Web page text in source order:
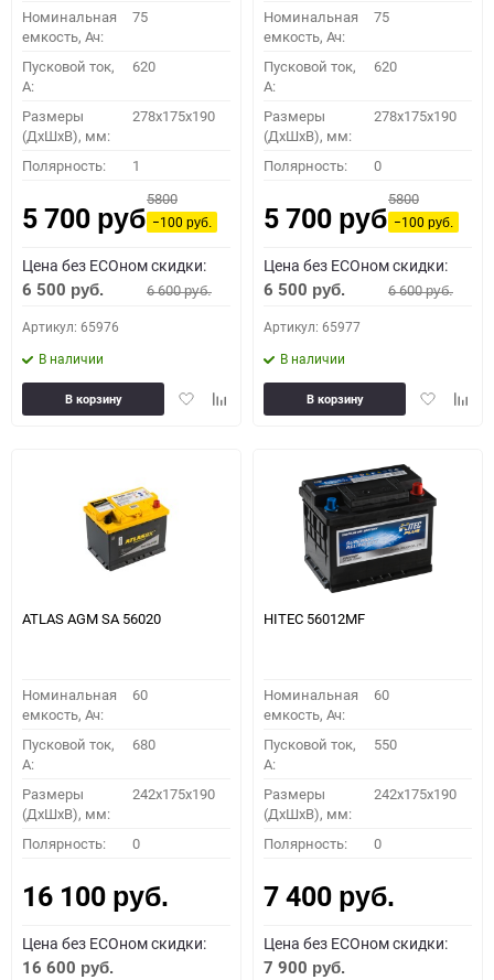
Номинальная
емкость, Ач:
75
Пусковой ток,
A:
620
Размеры
(ДхШхВ), мм:
278x175x190
Полярность: 1
5 700 руб.
5800
−100руб.
Цена без ECOном скидки:
6 500 руб. 6 600руб.
Артикул: 65976
В наличии
ДобавитьДобавить
В корзину
Номинальная
емкость, Ач:
75
Пусковой ток,
A:
620
Размеры
(ДхШхВ), мм:
278x175x190
Полярность: 0
5 700 руб.
5800
−100руб.
Цена без ECOном скидки:
6 500 руб. 6 600руб.
Артикул: 65977
В наличии
Добавить
В корзину
ATLAS AGM SA 56020
Номинальная
емкость, Ач:
60
Пусковой ток,
A:
680
Размеры
(ДхШхВ), мм:
242x175x190
Полярность: 0
16 100 руб.
Цена без ECOном скидки:
16 600 руб.
HITEC 56012MF
Номинальная
емкость, Ач:
60
Пусковой ток,
A:
550
Размеры
(ДхШхВ), мм:
242x175x190
Полярность: 0
7 400 руб.
Цена без ECOном скидки:
7 900 руб.